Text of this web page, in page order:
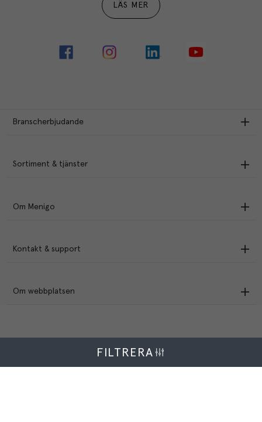
FILTRERA
LÄS MER
Branscherbjudande
Sortiment & tjänster
Om Menigo
Kontakt & support
Om webbplatsen
Menigo Foodservice AB